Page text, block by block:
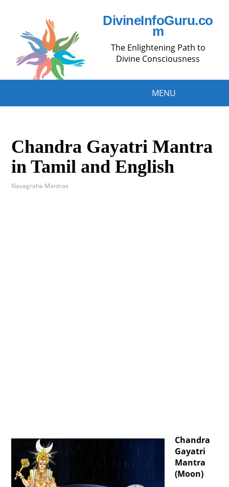
DivineInfoGuru.co
m
The Enlightening Path to
Divine Consciousness
MENU
Chandra Gayatri Mantra
in Tamil and English
Navagraha Mantras
Chandra
Gayatri
Mantra
(Moon)